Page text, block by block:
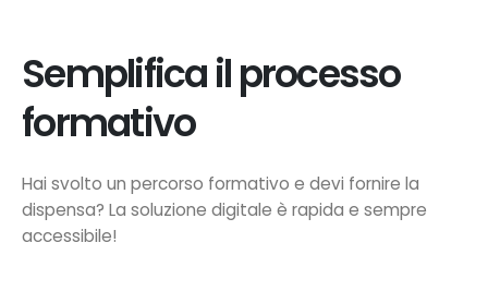
Semplifica il processo
formativo
Hai svolto un percorso formativo e devi fornire la
dispensa? La soluzione digitale è rapida e sempre
accessibile!